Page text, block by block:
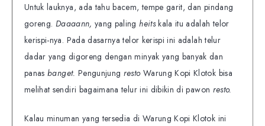
Untuk lauknya, ada tahu bacem, tempe garit, dan pindang
goreng. Daaaann, yang palingheitskala itu adalah telor
kerispi-nya. Pada dasarnya telor kerispi ini adalah telur
dadar yang digoreng dengan minyak yang banyak dan
panasbanget. Pengunjung resto Warung Kopi Klotok bisa
melihat sendiri bagaimana telur ini dibikin di pawon resto.
Kalau minuman yang tersedia di Warung Kopi Klotok ini